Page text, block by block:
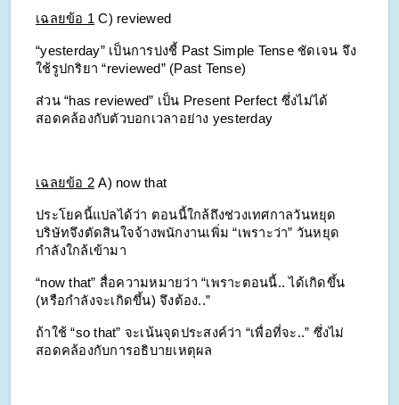
เฉลยข้อ 1 C) reviewed
“yesterday” เป็นการบ่งชี้ Past Simple Tense ชัดเจน จึง
ใช้รูปกริยา “reviewed” (Past Tense)
ส่วน “has reviewed” เป็น Present Perfect ซึ่งไม่ได้
สอดคล้องกับตัวบอกเวลาอย่าง yesterday
เฉลยข้อ 2 A) now that
ประโยคนี้แปลได้ว่า ตอนนี้ใกล้ถึงช่วงเทศกาลวันหยุด
บริษัทจึงตัดสินใจจ้างพนักงานเพิ่ม “เพราะว่า” วันหยุด
กำลังใกล้เข้ามา
“now that” สื่อความหมายว่า “เพราะตอนนี้.. ได้เกิดขึ้น
(หรือกำลังจะเกิดขึ้น) จึงต้อง..”
ถ้าใช้ “so that” จะเน้นจุดประสงค์ว่า “เพื่อที่จะ..” ซึ่งไม่
สอดคล้องกับการอธิบายเหตุผล